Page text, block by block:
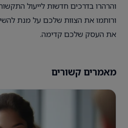
והרהרו בדרכים חדשות לייעול
ורותמו את הצוות שלכם על מנת
את העסק שלכם קדימה.
מאמרים קשורים